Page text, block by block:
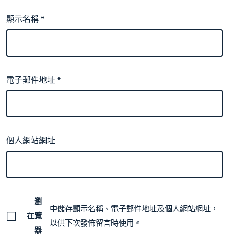
顯示名稱*
電子郵件地址*
個人網站網址
在
瀏
覽
器
中儲存顯示名稱、電子郵件地址及個人網站網址，
以供下次發佈留言時使用。